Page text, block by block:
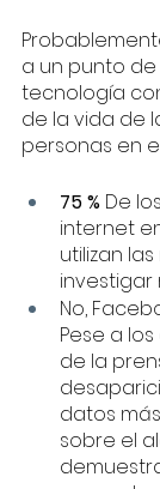
a un punto de
tecnología
de la vida de
personas en
75 % De
internet
utilizan
No,
Pese a
de la
datos
sobre el